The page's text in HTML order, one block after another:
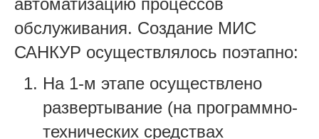
автоматизацию процессов
обслуживания. Создание МИС
САНКУР осуществлялось поэтапно:
На 1-м этапе осуществлено
развертывание (на программно-
технических средствах